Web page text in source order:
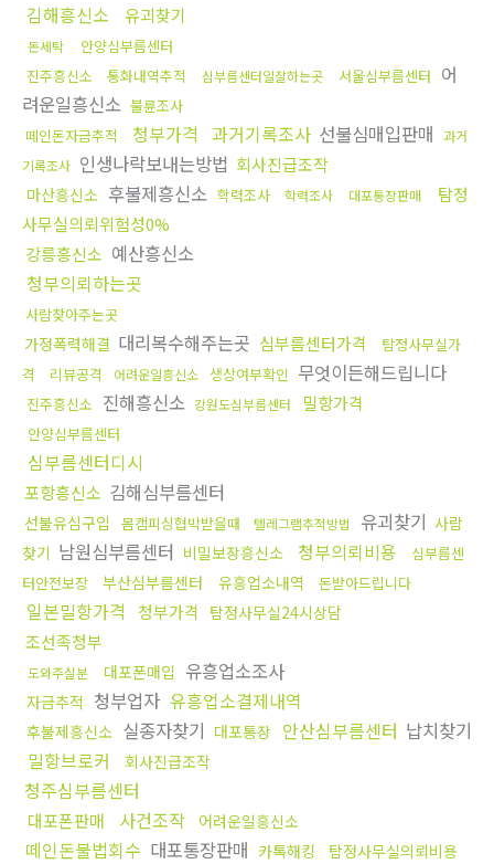
김해흥신소
유괴찾기
돈세탁
안양심부름센터
진주흥신소
통화내역추적 심부름센터일잘하는곳 서울심부름센터 어
려운일흥신소 불륜조사
떼인돈자금추적
청부가격 과거기록조사 선불심매입판매 과거
기록조사 인생나락보내는방법 회사진급조작
마산흥신소 후불제흥신소 학력조사 학력조사 대포통장판매
탐정
사무실의뢰위험성0%
강릉흥신소 예산흥신소
청부의뢰하는곳
사람찾아주는곳
가정폭력해결 대리복수해주는곳 심부름센터가격
탐정사무실가
격
리뷰공격 어려운일흥신소 생상여부확인 무엇이든해드립니다
진주흥신소 진해흥신소 강원도심부름센터 밀항가격
안양심부름센터
심부름센터디시
포항흥신소 김해심부름센터
선불유심구입 몸캠피싱협박받을때 텔레그램추적방법 유괴찾기 사람
찾기 남원심부름센터 비밀보장흥신소 청부의뢰비용
심부름센
터안전보장
부산심부름센터 유흥업소내역 돈받아드립니다
일본밀항가격 청부가격 탐정사무실24시상담
조선족청부
도와주실분 대포폰매입 유흥업소조사
자금추적 청부업자 유흥업소결제내역
후불제흥신소 실종자찾기 대포통장 안산심부름센터 납치찾기
밀항브로커
회사진급조작
청주심부름센터
대포폰판매 사건조작 어려운일흥신소
떼인돈불법회수 대포통장판매 카톡해킹
탐정사무실의뢰비용